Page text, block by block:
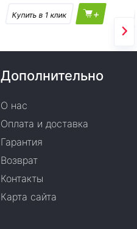
+
Дополнительно
О нас
Оплата и доставка
Гарантия
Возврат
Контакты
Карта сайта